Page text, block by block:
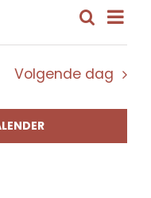
en
Zoeken
Dag
Volgende dag